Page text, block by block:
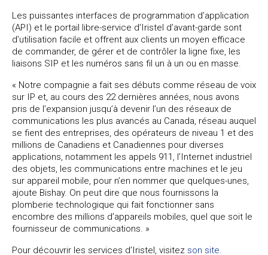
Les puissantes interfaces de programmation d’application
(API) et le portail libre-service d’Iristel d’avant-garde sont
d’utilisation facile et offrent aux clients un moyen efficace
de commander, de gérer et de contrôler la ligne fixe, les
liaisons SIP et les numéros sans fil un à un ou en masse.
« Notre compagnie a fait ses débuts comme réseau de voix
sur IP et, au cours des 22 dernières années, nous avons
pris de l’expansion jusqu’à devenir l’un des réseaux de
communications les plus avancés au Canada, réseau auquel
se fient des entreprises, des opérateurs de niveau 1 et des
millions de Canadiens et Canadiennes pour diverses
applications, notamment les appels 911, l’Internet industriel
des objets, les communications entre machines et le jeu
sur appareil mobile, pour n’en nommer que quelques-unes,
ajoute Bishay. On peut dire que nous fournissons la
plomberie technologique qui fait fonctionner sans
encombre des millions d’appareils mobiles, quel que soit le
fournisseur de communications. »
Pour découvrir les services d’Iristel, visitez son site.